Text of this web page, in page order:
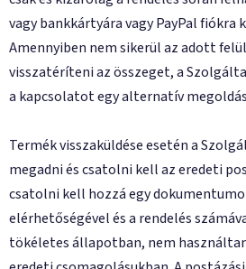
vagy bankkártyára vagy PayPal fiókra
Amennyiben nem sikerül az adott
visszatéríteni az összeget, a
a kapcsolatot egy alternatív
Termék visszaküldése esetén a
megadni és csatolni kell az eredeti
csatolni kell hozzá egy
elérhetőségével és a rendelés
tökéletes állapotban, nem